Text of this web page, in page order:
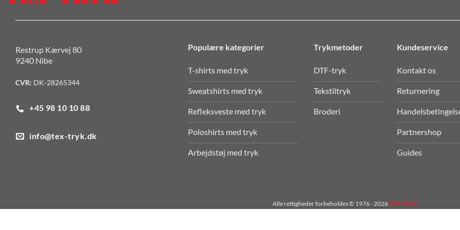
Restrup Kærvej 80
9240 Nibe
CVR: DK-28265344
+45 98 10 10 88
info@tex-tryk.dk
Populære kategorier
T-shirts med tryk
Sweatshirts med tryk
Refleksveste med tryk
Poloshirts med tryk
Arbejdstøj med tryk
Trykmetoder
DTF-tryk
Tekstiltryk
Broderi
Kundeservice
Kontakt os
Returnering
Partnershop
Guides
Alle rettigheder forbeholdes © 1976 - 2026TEX-TRYK